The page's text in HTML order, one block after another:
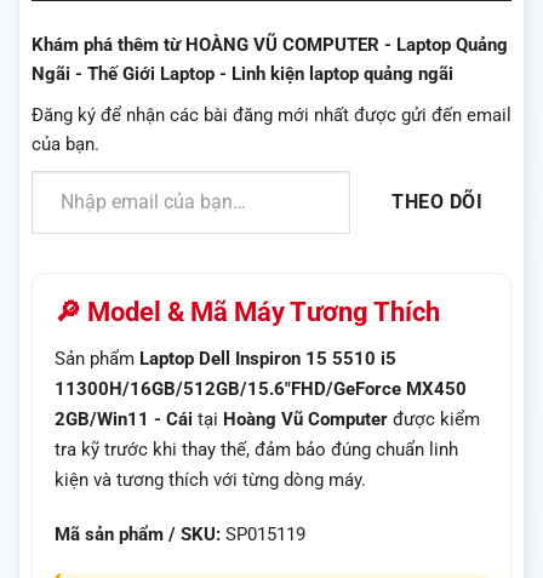
Khám phá thêm từ HOÀNG VŨ COMPUTER - Laptop Quảng
Ngãi - Thế Giới Laptop - Linh kiện laptop quảng ngãi
Đăng ký để nhận các bài đăng mới nhất được gửi đến email
của bạn.
Nhập email của bạn…
THEO DÕI
🔎 Model & Mã Máy Tương Thích
Sản phẩm Laptop Dell Inspiron 15 5510 i5
11300H/16GB/512GB/15.6"FHD/GeForce MX450
2GB/Win11 - Cái tại Hoàng Vũ Computer được kiểm
tra kỹ trước khi thay thế, đảm bảo đúng chuẩn linh
kiện và tương thích với từng dòng máy.
Mã sản phẩm / SKU: SP015119